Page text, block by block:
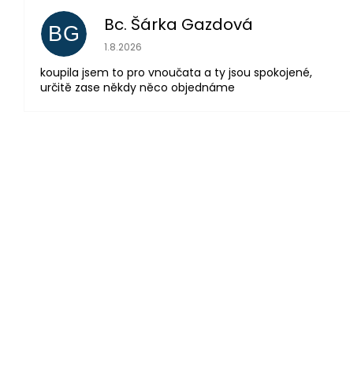
BG Bc. Šárka Gazdová
Hodnocení obchodu je 5 z 5 hvězdiček.
1.8.2026
koupila jsem to pro vnoučata a ty jsou spokojené,
určitě zase někdy něco objednáme